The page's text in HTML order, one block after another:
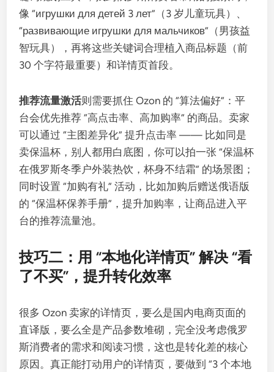
像 “игрушки для детей 3 лет”（3 岁儿童玩具）、
“развивающие игрушки для мальчиков”（男孩益
智玩具），再将这些关键词合理植入商品标题（前
30 个字符最重要）和详情页首段。
推荐流量激活则需要抓住 Ozon 的 “算法偏好”：平
台会优先推荐 “高点击率、高加购率” 的商品。卖家
可以通过 “主图差异化” 提升点击率 —— 比如同是
卖保温杯，别人都用白底图，你可以拍一张 “保温杯
在俄罗斯冬季户外装热饮，杯身不结霜” 的场景图；
同时设置 “加购有礼” 活动，比如加购后赠送俄语版
的 “保温杯保养手册”，提升加购率，让商品进入平
台的推荐流量池。
技巧二：用 “本地化详情页” 解决 “看
了不买”，提升转化效率
很多 Ozon 卖家的详情页，要么是国内电商页面的
直译版，要么全是产品参数堆砌，完全没考虑俄罗
斯消费者的需求和阅读习惯，这也是转化差的核心
原因。真正能打动用户的详情页，要做到 “3 个本地